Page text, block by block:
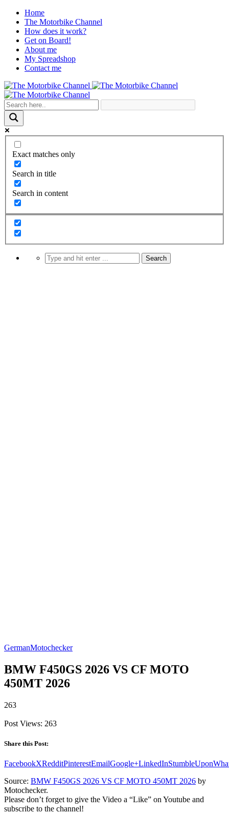
Home
The Motorbike Channel
How does it work?
Get on Board!
About me
My Spreadshop
Contact me
Exact matches only
Search in title
Search in content
GermanMotochecker
BMW F450GS 2026 VS CF MOTO
450MT 2026
263
Post Views: 263
Share this Post:
FacebookXRedditPinterestEmailGoogle+LinkedInStumbleUpon
Source: BMW F450GS 2026 VS CF MOTO 450MT 2026 by
Motochecker.
Please don’t forget to give the Video a “Like” on Youtube and
subscribe to the channel!